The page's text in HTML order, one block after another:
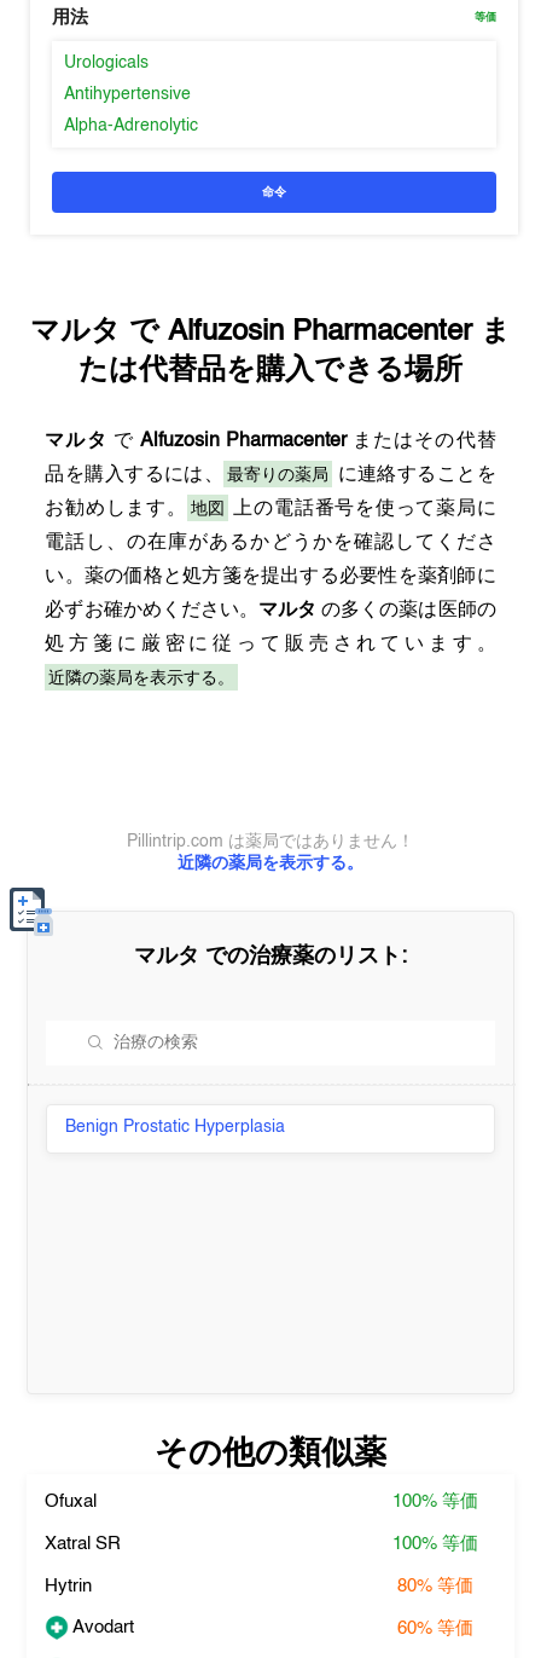
用法 等価
Urologicals
Antihypertensive
Alpha-Adrenolytic
命令
マルタ で Alfuzosin Pharmacenterま
たは代替品を購入できる場所
マルタ で Alfuzosin Pharmacenterまたはその代替
品を購入するには、
最寄りの薬局
に連絡することを
お勧めします。
地図 上の電話番号を使って薬局に
電話し、の在庫があるかどうかを確認してくださ
い。薬の価格と処方箋を提出する必要性を薬剤師に
必ずお確かめください。 マルタ の多くの薬は医師の
処方箋に厳密に従って販売されています。
近隣の薬局を表示する。
近隣の薬局を表示する。
Pillintrip.com は薬局ではありません！
マルタ での治療薬のリスト:
Benign Prostatic Hyperplasia
その他の類似薬
Ofuxal 100% 等価
Xatral SR 100% 等価
Hytrin 80% 等価
Avodart 60% 等価